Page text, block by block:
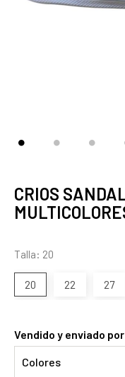
CRIOS
Talla: 20
20 22 27
Vendido y enviado
Colores